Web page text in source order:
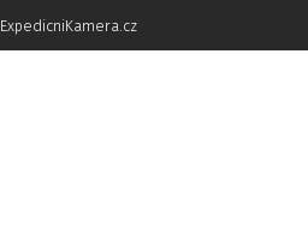
ExpedicniKamera.cz